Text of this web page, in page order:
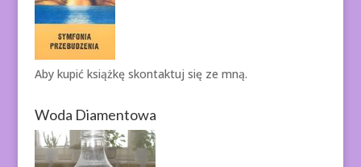
Aby kupić książkę skontaktuj się ze mną.
Woda Diamentowa